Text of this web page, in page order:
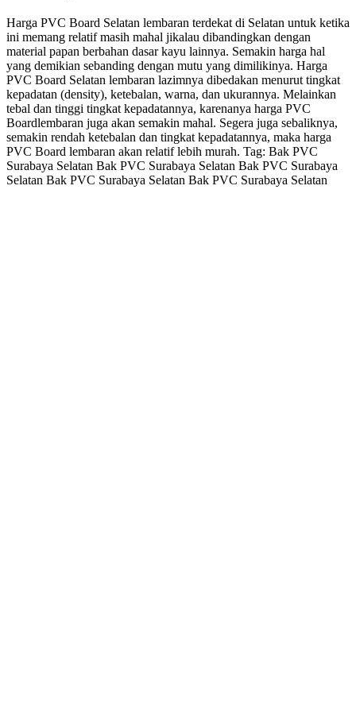
Harga PVC Board Selatan lembaran terdekat di Selatan untuk ketika
ini memang relatif masih mahal jikalau dibandingkan dengan
material papan berbahan dasar kayu lainnya. Semakin harga hal
yang demikian sebanding dengan mutu yang dimilikinya. Harga
PVC Board Selatan lembaran lazimnya dibedakan menurut tingkat
kepadatan (density), ketebalan, warna, dan ukurannya. Melainkan
tebal dan tinggi tingkat kepadatannya, karenanya harga PVC
Boardlembaran juga akan semakin mahal. Segera juga sebaliknya,
semakin rendah ketebalan dan tingkat kepadatannya, maka harga
PVC Board lembaran akan relatif lebih murah. Tag: Bak PVC
Surabaya Selatan Bak PVC Surabaya Selatan Bak PVC Surabaya
Selatan Bak PVC Surabaya Selatan Bak PVC Surabaya Selatan